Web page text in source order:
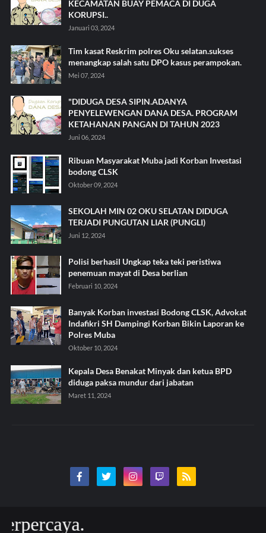
KECAMATAN BUAY PEMACA DI DUGA
KORUPSI..
Januari 03, 2024
Tim kasat Reskrim polres Oku selatan.sukses
menangkap salah satu DPO kasus perampokan.
Mei 07, 2024
"DIDUGA DESA SIPIN.ADANYA
PENYELEWENGAN DANA DESA. PROGRAM
KETAHANAN PANGAN DI TAHUN 2023
Juni 06, 2024
Ribuan Masyarakat Muba jadi Korban Investasi
bodong CLSK
Oktober 09, 2024
SEKOLAH MIN 02 OKU SELATAN DIDUGA
TERJADI PUNGUTAN LIAR (PUNGLI)
Juni 12, 2024
Polisi berhasil Ungkap teka teki peristiwa
penemuan mayat di Desa berlian
Februari 10, 2024
Banyak Korban investasi Bodong CLSK, Advokat
Indafikri SH Dampingi Korban Bikin Laporan ke
Polres Muba
Oktober 10, 2024
Kepala Desa Benakat Minyak dan ketua BPD
diduga paksa mundur dari jabatan
Maret 11, 2024